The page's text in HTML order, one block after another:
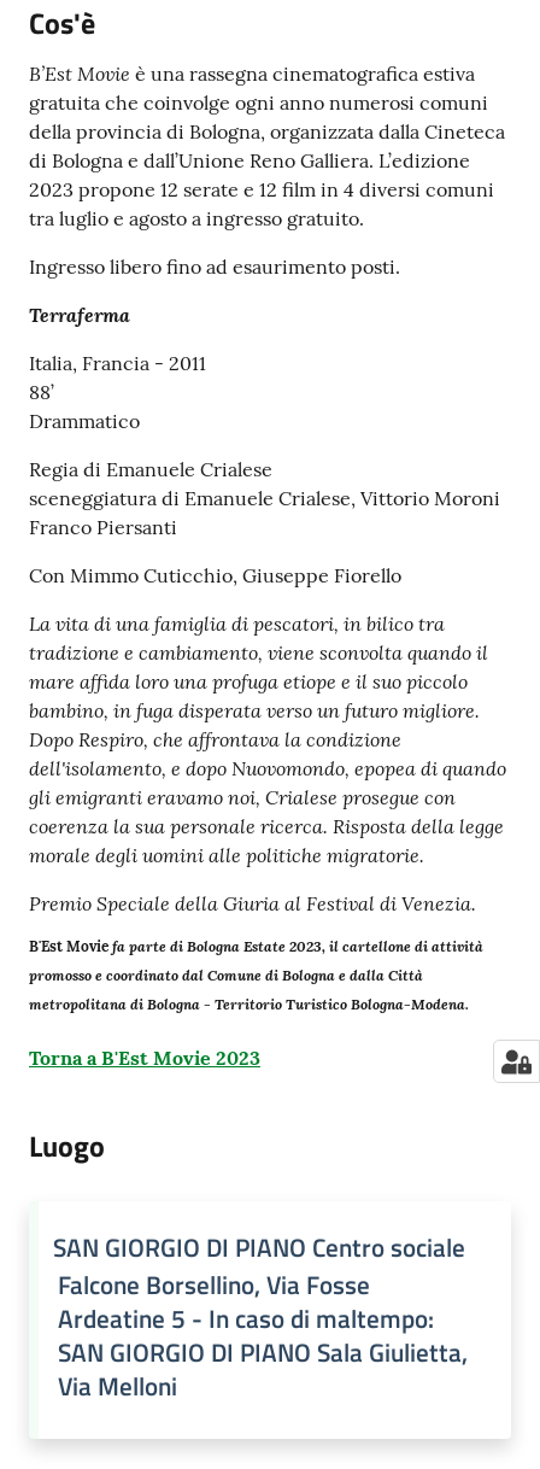
Seguici
Cos'è
B’Est Movie è una rassegna cinematografica estiva
gratuita che coinvolge ogni anno numerosi comuni
della provincia di Bologna, organizzata dalla Cineteca
di Bologna e dall’Unione Reno Galliera. L’edizione
2023 propone 12 serate e 12 film in 4 diversi comuni
tra luglio e agosto a ingresso gratuito.
Ingresso libero fino ad esaurimento posti.
Terraferma
Italia, Francia - 2011
88’
Drammatico
Regia di Emanuele Crialese
sceneggiatura di Emanuele Crialese, Vittorio Moroni
Franco Piersanti
Con Mimmo Cuticchio, Giuseppe Fiorello
La vita di una famiglia di pescatori, in bilico tra
tradizione e cambiamento, viene sconvolta quando il
mare affida loro una profuga etiope e il suo piccolo
bambino, in fuga disperata verso un futuro migliore.
Dopo Respiro, che affrontava la condizione
dell'isolamento, e dopo Nuovomondo, epopea di quando
gli emigranti eravamo noi, Crialese prosegue con
coerenza la sua personale ricerca. Risposta della legge
morale degli uomini alle politiche migratorie.
Premio Speciale della Giuria al Festival di Venezia.
B'Est Movie fa parte di Bologna Estate 2023, il cartellone di attività
promosso e coordinato dal Comune di Bologna e dalla Città
metropolitana di Bologna - Territorio Turistico Bologna-Modena.
Torna a B'Est Movie 2023
Luogo
SAN GIORGIO DI PIANO Centro sociale
Falcone Borsellino, Via Fosse
Ardeatine 5 - In caso di maltempo:
SAN GIORGIO DI PIANO Sala Giulietta,
Via Melloni